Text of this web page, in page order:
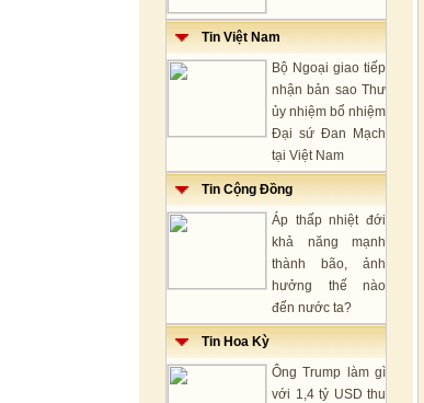
Tin Việt Nam
Bộ Ngoại giao tiếp
nhận bản sao Thư
ủy nhiệm bổ nhiệm
Đại sứ Đan Mạch
tại Việt Nam
Tin Cộng Đồng
Áp thấp nhiệt đới
khả năng mạnh
thành bão, ảnh
hưởng thế nào
đến nước ta?
Tin Hoa Kỳ
Ông Trump làm gì
với 1,4 tỷ USD thu